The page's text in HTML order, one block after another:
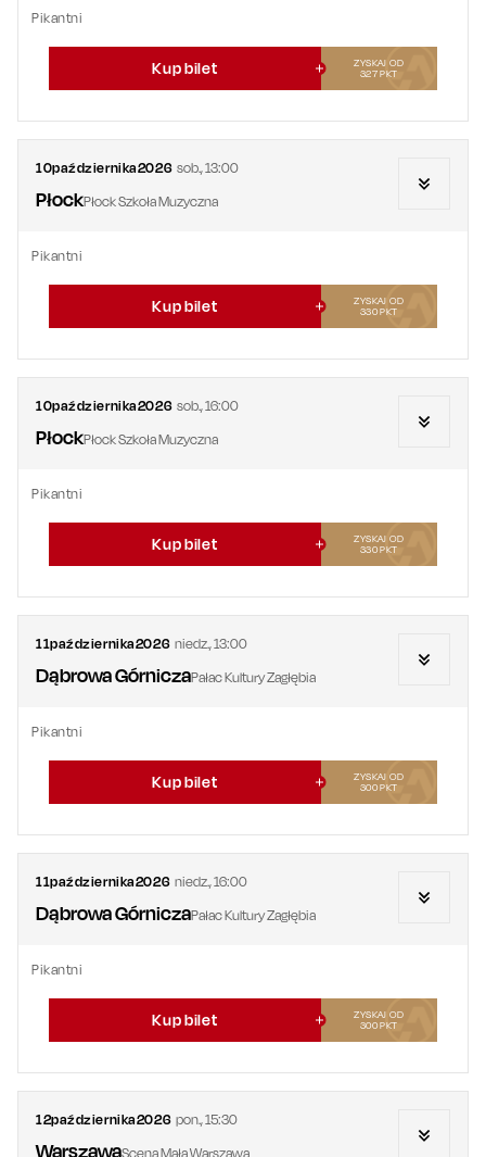
Pikantni
Kup bilet
ZYSKAJ OD
327PKT
10października2026 sob.,13:00
PłockPłock Szkoła Muzyczna
Pikantni
Kup bilet
ZYSKAJ OD
330PKT
10października2026 sob.,16:00
PłockPłock Szkoła Muzyczna
Pikantni
Kup bilet
ZYSKAJ OD
330PKT
11października2026 niedz.,13:00
Dąbrowa GórniczaPałac Kultury Zagłębia
Pikantni
Kup bilet
ZYSKAJ OD
300PKT
11października2026 niedz.,16:00
Dąbrowa GórniczaPałac Kultury Zagłębia
Pikantni
Kup bilet
ZYSKAJ OD
300PKT
12października2026 pon.,15:30
WarszawaScena Mała Warszawa